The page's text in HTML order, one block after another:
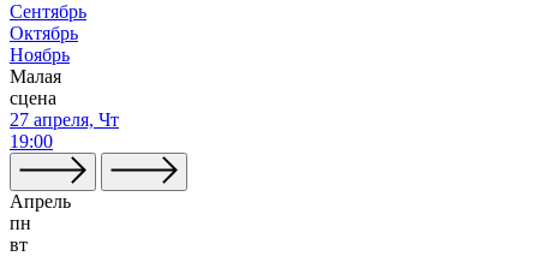
Сентябрь
Октябрь
Ноябрь
Малая
сцена
27 апреля, Чт
19:00
Апрель
пн
вт